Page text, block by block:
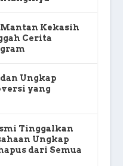
Kekasih
Cerita
Ungkap
yang
Tinggalkan
Ungkap
dari Semua